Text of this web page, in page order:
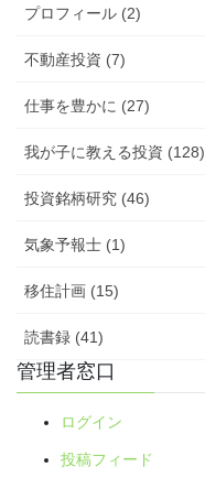
プロフィール (2)
不動産投資 (7)
仕事を豊かに (27)
我が子に教える投資 (128)
投資銘柄研究 (46)
気象予報士 (1)
移住計画 (15)
読書録 (41)
管理者窓口
ログイン
投稿フィード